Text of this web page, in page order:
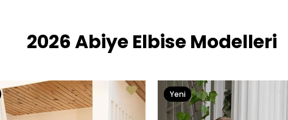
2026 Abiye Elbise Modelleri
Yeni
Ürün